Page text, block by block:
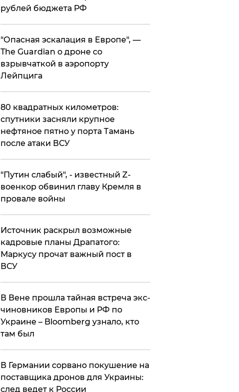
рублей бюджета РФ
"Опасная эскалация в Европе", —
The Guardian о дроне со
взрывчаткой в аэропорту
Лейпцига
80 квадратных километров:
спутники засняли крупное
нефтяное пятно у порта Тамань
после атаки ВСУ
​"Путин слабый", - известный Z-
военкор обвинил главу Кремля в
провале войны
​Источник раскрыл возможные
кадровые планы Драпатого:
Маркусу прочат важный пост в
ВСУ
В Вене прошла тайная встреча экс-
чиновников Европы и РФ по
Украине – Bloomberg узнало, кто
там был
​В Германии сорвано покушение на
поставщика дронов для Украины:
след ведет к России